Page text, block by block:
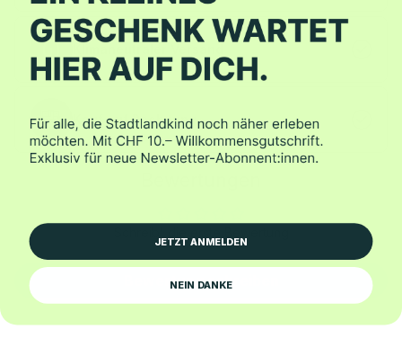
Kauf auf Rechnung
Bewertung schreiben
JETZT ANMELDEN
NEIN DANKE